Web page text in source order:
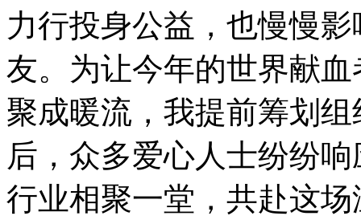
力行投身公益，也慢慢
友。为让今年的世界献
聚成暖流，我提前筹划
后，众多爱心人士纷纷
行业相聚一堂，共赴这